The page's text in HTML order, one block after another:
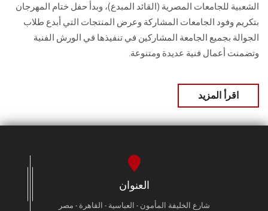
الشعبية للجامعات المصرية (القائد المبدع)، وبدأ حفل ختام المهرجان
بتكريم وفود الجامعات المشاركة وعرض المنتجات التي أبدع طلاب
الجوالة بجميع الجامعة المشاركين في تنفيذها في الورش الفنية
وتضمنت أعمال فنية عديدة ومتنوعة.
اقرأ المزيد
العنوان
شارع الخليفة المأمون - العباسية - القاهرة - مصر